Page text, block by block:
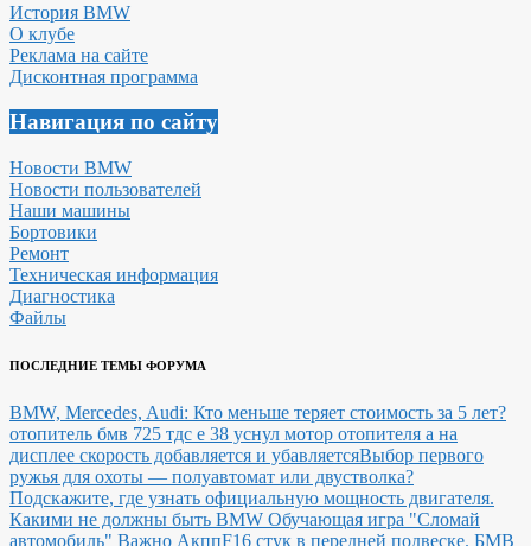
История BMW
О клубе
Реклама на сайте
Дисконтная программа
Навигация по сайту
Новости BMW
Новости пользователей
Наши машины
Бортовики
Ремонт
Техническая информация
Диагностика
Файлы
ПОСЛЕДНИЕ ТЕМЫ ФОРУМА
BMW, Mercedes, Audi: Кто меньше теряет стоимость за 5 лет?
отопитель бмв 725 тдс е 38 уснул мотор отопителя а на
дисплее скорость добавляется и убавляетсяВыбор первого
ружья для охоты — полуавтомат или двустволка?
Подскажите, где узнать официальную мощность двигателя.
Какими не должны быть BMW Обучающая игра "Сломай
автомобиль" Важно АкппF16 стук в передней подвеске. БМВ